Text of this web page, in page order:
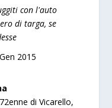
con l'auto
di targa, se
2015
di Vicarello,